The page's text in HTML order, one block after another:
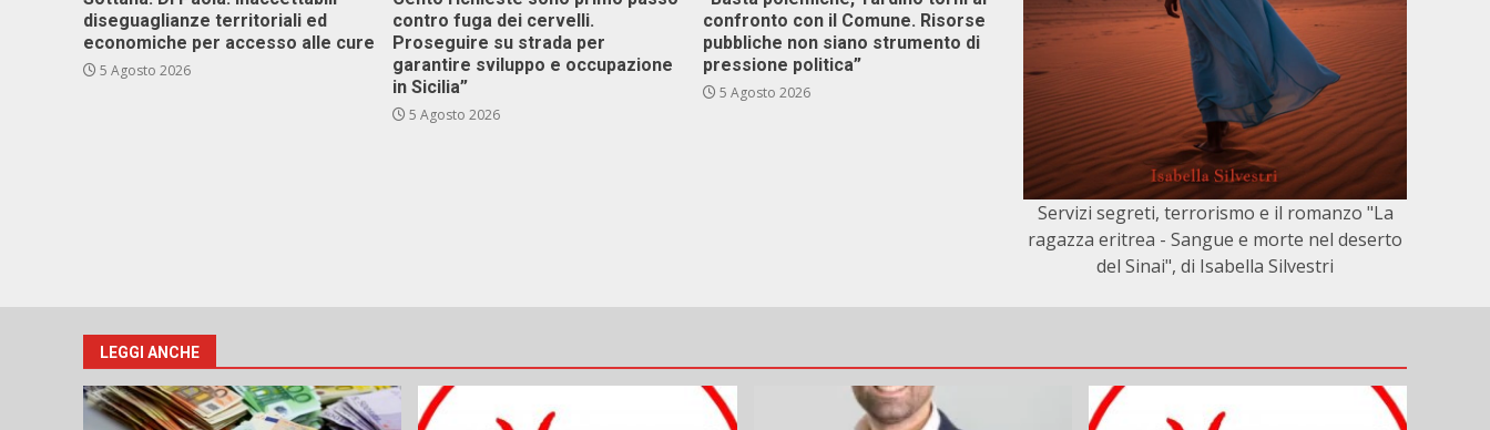
diseguaglianze territoriali ed
economiche per accesso alle cure
5 Agosto 2026
contro fuga dei cervelli.
Proseguire su strada per
garantire sviluppo e occupazione
in Sicilia”
5 Agosto 2026
confronto con il Comune. Risorse
pubbliche non siano strumento di
pressione politica”
5 Agosto 2026
Servizi segreti, terrorismo e il romanzo "La
ragazza eritrea - Sangue e morte nel deserto
del Sinai", di Isabella Silvestri
LEGGI ANCHE